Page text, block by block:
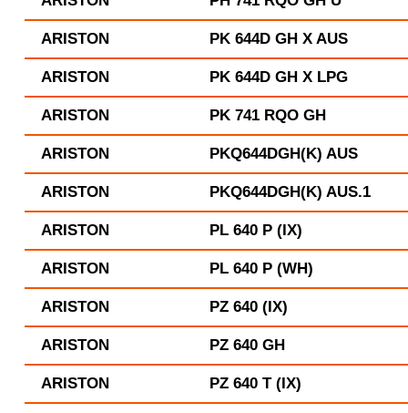
ARISTON PK 644D GH X AUS
ARISTON PK 644D GH X LPG
ARISTON PK 741 RQO GH
ARISTON PKQ644DGH(K) AUS
ARISTON PKQ644DGH(K) AUS.1
ARISTON PL 640 P (IX)
ARISTON PL 640 P (WH)
ARISTON PZ 640 (IX)
ARISTON PZ 640 GH
ARISTON PZ 640 T (IX)